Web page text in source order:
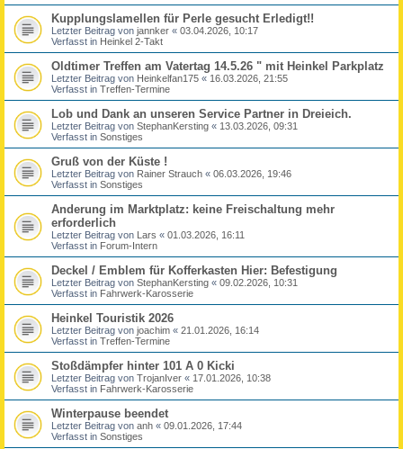
Kupplungslamellen für Perle gesucht Erledigt!!
Letzter Beitrag von jannker « 03.04.2026, 10:17
Verfasst in Heinkel 2-Takt
Oldtimer Treffen am Vatertag 14.5.26 " mit Heinkel Parkplatz
Letzter Beitrag von Heinkelfan175 « 16.03.2026, 21:55
Verfasst in Treffen-Termine
Lob und Dank an unseren Service Partner in Dreieich.
Letzter Beitrag von StephanKersting « 13.03.2026, 09:31
Verfasst in Sonstiges
Gruß von der Küste !
Letzter Beitrag von Rainer Strauch « 06.03.2026, 19:46
Verfasst in Sonstiges
Anderung im Marktplatz: keine Freischaltung mehr
erforderlich
Letzter Beitrag von Lars « 01.03.2026, 16:11
Verfasst in Forum-Intern
Deckel / Emblem für Kofferkasten Hier: Befestigung
Letzter Beitrag von StephanKersting « 09.02.2026, 10:31
Verfasst in Fahrwerk-Karosserie
Heinkel Touristik 2026
Letzter Beitrag von joachim « 21.01.2026, 16:14
Verfasst in Treffen-Termine
Stoßdämpfer hinter 101 A 0 Kicki
Letzter Beitrag von TrojanIver « 17.01.2026, 10:38
Verfasst in Fahrwerk-Karosserie
Winterpause beendet
Letzter Beitrag von anh « 09.01.2026, 17:44
Verfasst in Sonstiges